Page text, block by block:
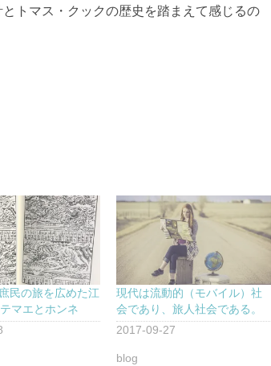
トマス・クックの歴史を踏まえて感じるの
民の旅を広めた江
マエとホンネ
現代は流動的（モバイル）社
会であり、旅人社会である。
2017-09-27
blog